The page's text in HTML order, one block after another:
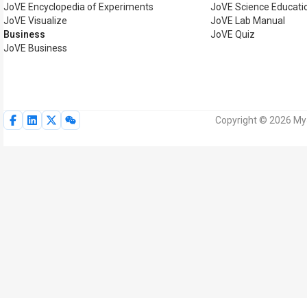
JoVE Encyclopedia of Experiments
JoVE Visualize
Business
JoVE Business
JoVE Science
JoVE Lab Manual
JoVE Quiz
Copyright © 2026